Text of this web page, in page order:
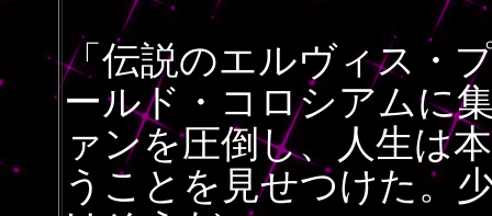
「伝説のエルヴィス・
ールド・コロシアムに
ァンを圧倒し、人生は
うことを見せつけた。